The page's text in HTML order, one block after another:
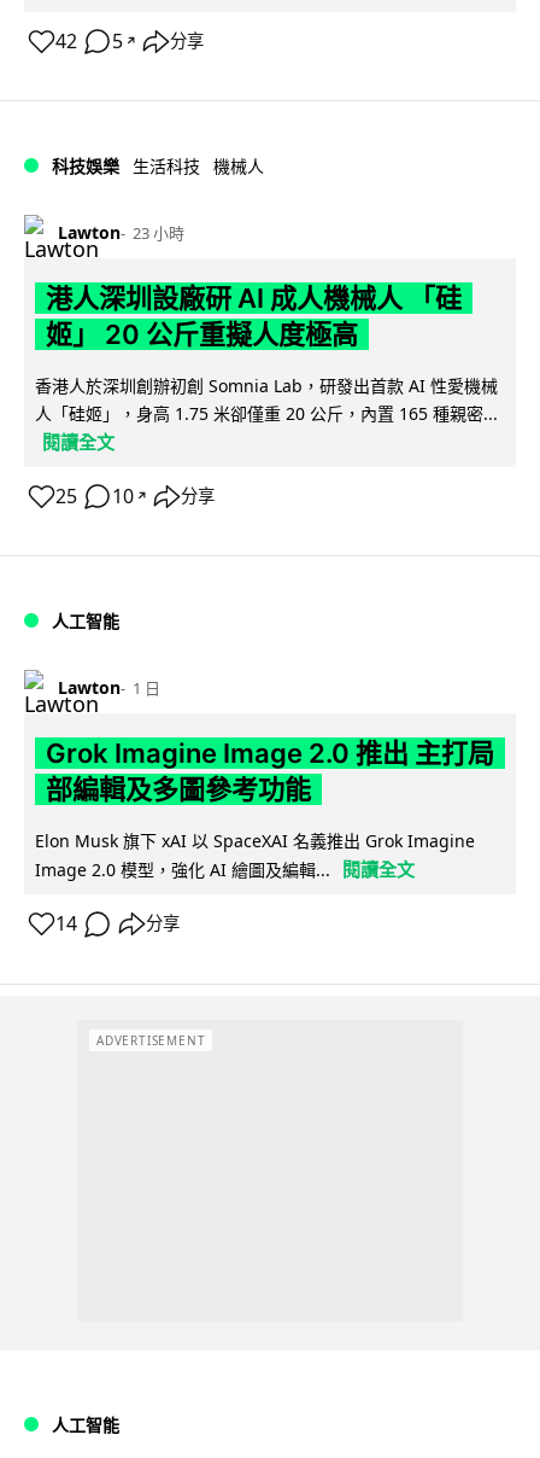
42 5 ↗ 分享
科技娛樂 生活科技 機械人
Lawton 23 小時
港人深圳設廠研 AI 成人機械人 「硅
姬」 20 公斤重擬人度極高
香港人於深圳創辦初創 Somnia Lab，研發出首款 AI 性愛機械
人「硅姬」，身高 1.75 米卻僅重 20 公斤，內置 165 種親密...
閱讀全文
25 10 ↗ 分享
人工智能
Lawton 1 日
Grok Imagine Image 2.0 推出 主打局
部編輯及多圖參考功能
Elon Musk 旗下 xAI 以 SpaceXAI 名義推出 Grok Imagine
Image 2.0 模型，強化 AI 繪圖及編輯...
閱讀全文
14 分享
ADVERTISEMENT
人工智能